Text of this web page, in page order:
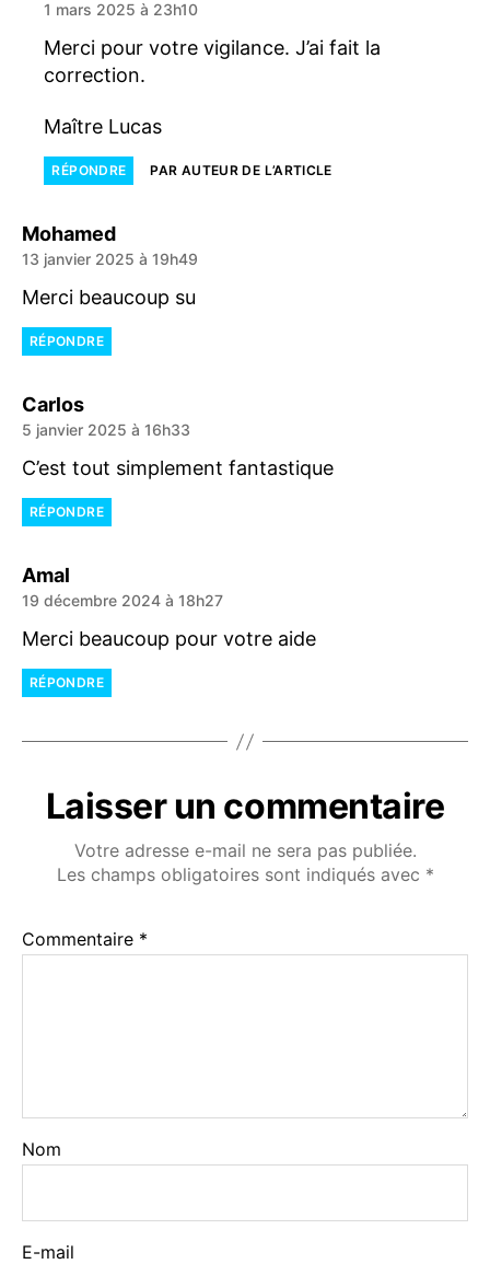
1 mars 2025 à 23h10
Merci pour votre vigilance. J’ai fait la
correction.
Maître Lucas
RÉPONDRE PAR AUTEUR DE L’ARTICLE
Mohameddit :
13 janvier 2025 à 19h49
Merci beaucoup su
RÉPONDRE
Carlosdit :
5 janvier 2025 à 16h33
C’est tout simplement fantastique
RÉPONDRE
Amal
19 décembre 2024 à 18h27
Merci beaucoup pour votre aide
RÉPONDRE
Laisser un commentaire
Votre adresse e-mail ne sera pas publiée.
Les champs obligatoires sont indiqués avec *
Commentaire *
Nom
E-mail